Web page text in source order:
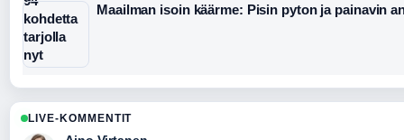
Maailman isoin käärme: Pisin pyton ja painavin
LIVE-KOMMENTIT